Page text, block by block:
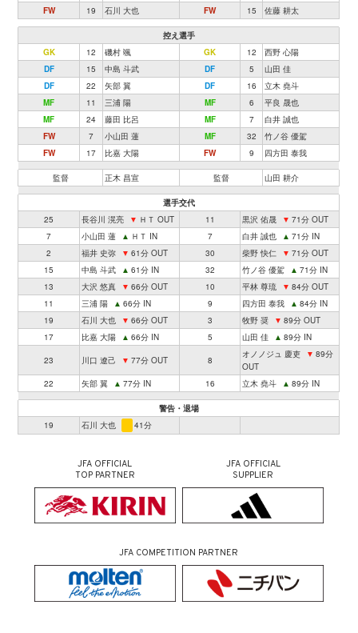
FW
19 石川 大也 FW 15 佐藤 耕太
控え選手
GK
12 磯村 颯 GK 12
西野 心陽
DF
15 中島 斗武 DF 5
山田 佳
DF
22 矢部 翼 DF 16
立木 堯斗
MF
11 三浦 陽 MF 6
平良 晟也
MF
24 藤田 比呂 MF 7
白井 誠也
FW
7 小山田 蓮 MF 32
竹ノ谷 優駕
FW
17 比嘉 大陽 FW 9 四方田 泰我
監督 正木 昌宣 監督 山田 耕介
選手交代
25
長谷川 滉亮 ▼ ＨＴ OUT 11 黒沢 佑晟 ▼ 71分 OUT
7
小山田 蓮 ▲ ＨＴ IN 7 白井 誠也 ▲ 71分 IN
2
福井 史弥 ▼ 61分 OUT 30 柴野 快仁 ▼ 71分 OUT
15
中島 斗武 ▲ 61分 IN 32 竹ノ谷 優駕 ▲ 71分 IN
13
大沢 悠真 ▼ 66分 OUT 10 平林 尊琉 ▼ 84分 OUT
11
三浦 陽 ▲ 66分 IN 9 四方田 泰我 ▲ 84分 IN
19
石川 大也 ▼ 66分 OUT 3 牧野 奨 ▼ 89分 OUT
17
比嘉 大陽 ▲ 66分 IN 5 山田 佳 ▲ 89分 IN
23 川口 遼己 ▼ 77分 OUT 8
オノノジュ 慶吏 ▼ 89分
OUT
22
矢部 翼 ▲ 77分 IN 16 立木 堯斗 ▲ 89分 IN
警告・退場
19
石川 大也 41分
JFA OFFICIAL
TOP PARTNER
JFA OFFICIAL
SUPPLIER
JFA COMPETITION PARTNER